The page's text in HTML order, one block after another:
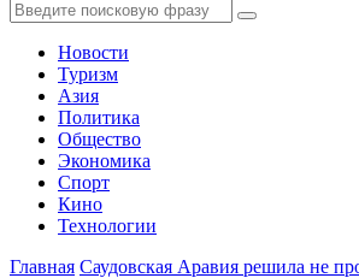
Новости
Туризм
Азия
Политика
Общество
Экономика
Спорт
Кино
Технологии
Главная Саудовская Аравия решила не